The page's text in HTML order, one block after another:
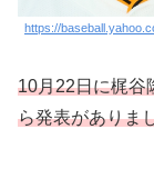
https://
10月22日に梶谷
ら発表がありま